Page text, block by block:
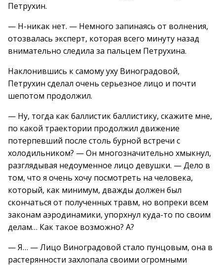
Петрухин.
— Н-никак нет. — Немного запинаясь от волнения,
отозвалась эксперт, которая всего минуту назад
внимательно следила за пальцем Петрухина.
Наклонившись к самому уху Виноградовой,
Петрухин сделал очень серьезное лицо и почти
шепотом продолжил.
— Ну, тогда как баллистик баллистику, скажите мне,
по какой траектории продолжил движение
потерпевший после столь бурной встречи с
холодильником? — Он многозначительно хмыкнул,
разглядывая недоуменное лицо девушки. — Дело в
том, что я очень хочу посмотреть на человека,
который, как минимум, дважды должен был
скончаться от полученных травм, но вопреки всем
законам аэродинамики, упорхнул куда-то по своим
делам… Как такое возможно? А?
— Я… — Лицо Виноградовой стало пунцовым, она в
растерянности захлопала своими огромными